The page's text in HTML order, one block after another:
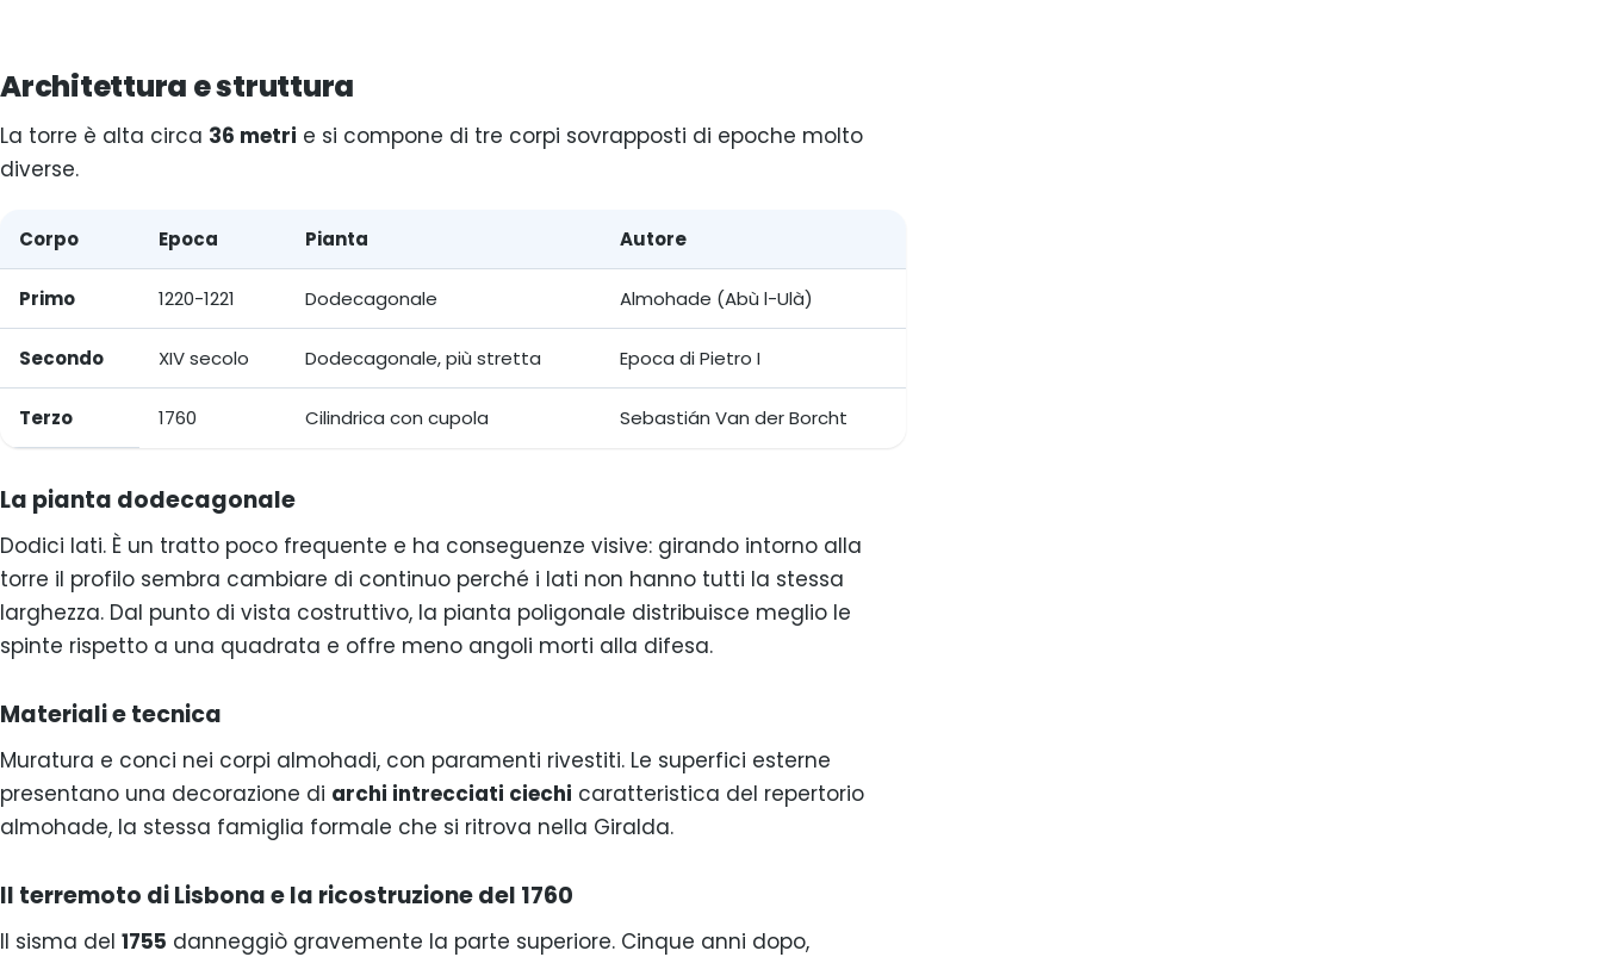
Architettura e struttura
La torre è alta circa 36 metri e si compone di tre corpi sovrapposti di epoche molto
diverse.
Corpo Epoca Pianta Autore
Primo 1220-1221 Dodecagonale Almohade (Abù l-Ulà)
Secondo XIV secolo Dodecagonale, più stretta Epoca di Pietro I
Terzo 1760 Cilindrica con cupola Sebastián Van der Borcht
La pianta dodecagonale
Dodici lati. È un tratto poco frequente e ha conseguenze visive: girando intorno alla
torre il profilo sembra cambiare di continuo perché i lati non hanno tutti la stessa
larghezza. Dal punto di vista costruttivo, la pianta poligonale distribuisce meglio le
spinte rispetto a una quadrata e offre meno angoli morti alla difesa.
Materiali e tecnica
Muratura e conci nei corpi almohadi, con paramenti rivestiti. Le superfici esterne
presentano una decorazione di archi intrecciati ciechi caratteristica del repertorio
almohade, la stessa famiglia formale che si ritrova nella Giralda.
Il terremoto di Lisbona e la ricostruzione del 1760
Il sisma del 1755 danneggiò gravemente la parte superiore. Cinque anni dopo,